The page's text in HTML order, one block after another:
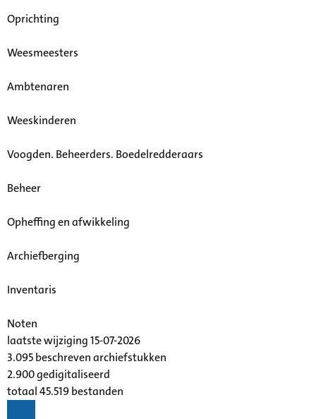
Oprichting
Weesmeesters
Ambtenaren
Weeskinderen
Voogden. Beheerders. Boedelredderaars
Beheer
Opheffing en afwikkeling
Archiefberging
Inventaris
Noten
laatste wijziging 15-07-2026
3.095 beschreven archiefstukken
2.900 gedigitaliseerd
totaal 45.519 bestanden